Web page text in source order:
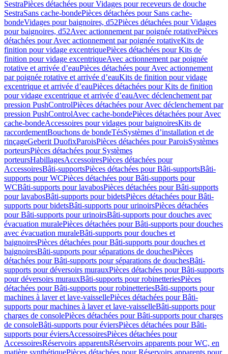
SestraPièces détachées pour Vidages pour receveurs de douche
SestraSans cache-bondePièces détachées pour Sans cache-
bondeVidages pour baignoires, d52Pièces détachées pour Vidages
pour baignoires, d52Avec actionnement par poignée rotativePièces
détachées pour Avec actionnement par poignée rotativeKits de
finition pour vidage excentriquePièces détachées pour Kits de
finition pour vidage excentriqueAvec actionnement par poignée
rotative et arrivée d’eauPièces détachées pour Avec actionnement
par poignée rotative et arrivée d’eauKits de finition pour vidage
excentrique et arrivée d’eauPièces détachées pour Kits de finition
pour vidage excentrique et arrivée d’eauAvec déclenchement par
pression PushControlPièces détachées pour Avec déclenchement par
pression PushControlAvec cache-bondePièces détachées pour Avec
cache-bondeAccessoires pour vidages pour baignoiresKits de
raccordementBouchons de bondeTésSystèmes d’installation et de
rinçageGeberit DuofixParoisPièces détachées pour ParoisSystèmes
porteursPièces détachées pour Systèmes
porteursHabillagesAccessoiresPièces détachées pour
AccessoiresBâti-supportsPièces détachées pour Bâti-supportsBâti-
supports pour WCPièces détachées pour Bâti-supports pour
WCBâti-supports pour lavabosPièces détachées pour Bâti-supports
pour lavabosBâti-supports pour bidetsPièces détachées pour Bâti-
supports pour bidetsBâti-supports pour urinoirsPièces détachées
pour Bâti-supports pour urinoirsBâti-supports pour douches avec
évacuation muralePièces détachées pour Bâti-supports pour douches
avec évacuation muraleBâti-supports pour douches et
baignoiresPièces détachées pour Bâti-supports pour douches et
baignoiresBâti-supports pour séparations de douchesPièces
détachées pour Bâti-supports pour séparations de douchesBâti-
supports pour déversoirs murauxPièces détachées pour Bâti-supports
pour déversoirs murauxBâti-supports pour robinetteriesPièces
détachées pour Bâti-supports pour robinetteriesBâti-supports pour
machines à laver et lave-vaissellePièces détachées pour Bâti-
supports pour machines à laver et lave-vaisselleBâti-supports pour
charges de consolePièces détachées pour Bâti-supports pour charges
de consoleBâti-supports pour éviersPièces détachées pour Bâti-
supports pour éviersAccessoiresPièces détachées pour
AccessoiresRéservoirs apparentsRéservoirs apparents pour WC, en
matière synthétiquePièces détachées pour Réservoirs apparents pour